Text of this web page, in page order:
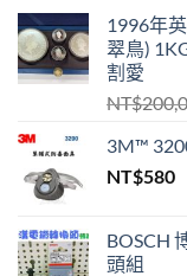
1996年
翠鳥)
割愛
NT$
3M™
NT$580
BOSCH
頭組